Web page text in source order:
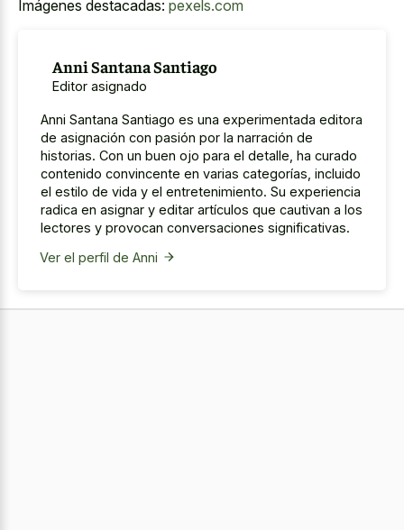
Imágenes destacadas: pexels.com
Anni Santana Santiago
Editor asignado
Anni Santana Santiago es una experimentada editora
de asignación con pasión por la narración de
historias. Con un buen ojo para el detalle, ha curado
contenido convincente en varias categorías, incluido
el estilo de vida y el entretenimiento. Su experiencia
radica en asignar y editar artículos que cautivan a los
lectores y provocan conversaciones significativas.
Ver el perfil de Anni